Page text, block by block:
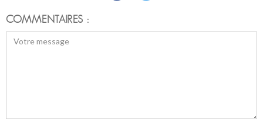
COMMENTAIRES :